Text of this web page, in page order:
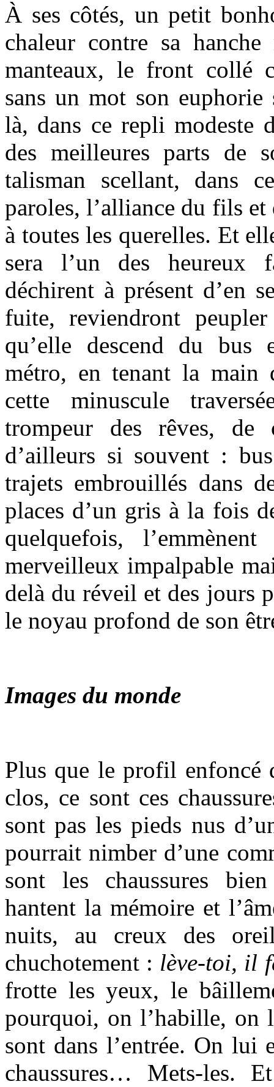
À ses côtés, un petit
chaleur contre sa hanche
manteaux, le front collé
sans un mot son
là, dans ce repli modeste
des meilleures parts de
talisman scellant, dans
paroles, l’alliance du fils et
à toutes les querelles. Et
sera l’un des heureux
déchirent à présent d’en
fuite, reviendront
qu’elle descend du bus
métro, en tenant la main
cette minuscule
trompeur des rêves, de
d’ailleurs si souvent :
trajets embrouillés dans
places d’un gris à la fois
quelquefois,
merveilleux impalpable
delà du réveil et des jours
le noyau profond de son
Images du monde
Plus que le profil enfoncé
clos, ce sont ces
sont pas les pieds nus
pourrait nimber d’une
sont les chaussures
hantent la mémoire et
nuits, au creux des
chuchotement : lève-toi, il
frotte les yeux, le
pourquoi, on l’habille, on
sont dans l’entrée. On lui
chaussures… Mets-les.